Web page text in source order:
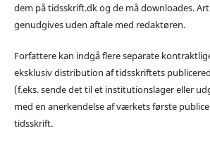
dem på tidsskrift.dk og de må downloades.
genudgives uden aftale med redaktøren.
Forfattere kan indgå flere separate
eksklusiv distribution af tidsskriftets
(f.eks. sende det til et institutionslager eller
med en anerkendelse af værkets første
tidsskrift.